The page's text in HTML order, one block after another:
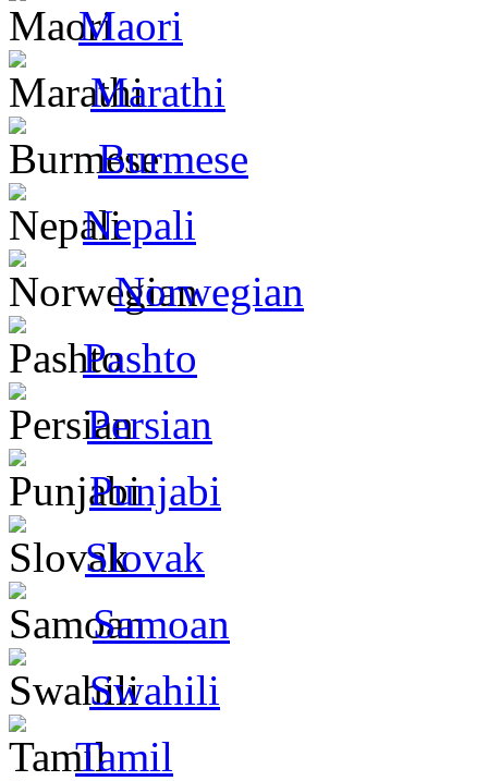
Maori
Marathi
Burmese
Nepali
Norwegian
Pashto
Persian
Punjabi
Slovak
Samoan
Swahili
Tamil